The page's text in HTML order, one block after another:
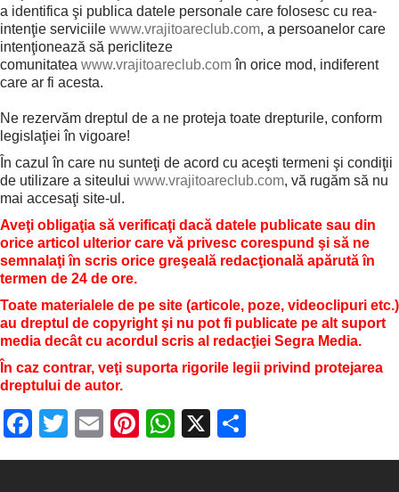
a identifica şi publica datele personale care folosesc cu rea-
intenţie serviciile www.vrajitoareclub.com, a persoanelor care
intenţionează să pericliteze
comunitatea www.vrajitoareclub.comîn orice mod, indiferent
care ar fi acesta.
Ne rezervăm dreptul de a ne proteja toate drepturile, conform
legislaţiei în vigoare!
În cazul în care nu sunteţi de acord cu aceşti termeni şi condiţii
de utilizare a siteului www.vrajitoareclub.com, vă rugăm să nu
mai accesaţi site-ul.
Aveţi obligaţia să verificaţi dacă datele publicate sau din
orice articol ulterior care vă privesc corespund şi să ne
semnalaţi în scris orice greşeală redacţională apărută în
termen de 24 de ore.
Toate materialele de pe site (articole, poze, videoclipuri etc.)
au dreptul de copyright şi nu pot fi publicate pe alt suport
media decât cu acordul scris al redacţiei Segra Media.
În caz contrar, veţi suporta rigorile legii privind protejarea
dreptului de autor.
Facebook
Twitter
EmailPinterest
WhatsApp
X